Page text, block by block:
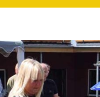
für Hof und